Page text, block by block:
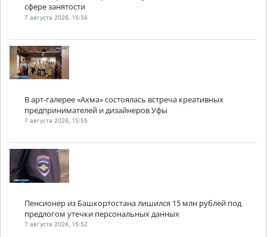
сфере занятости
7 августа 2026, 15:56
В арт-галерее «Ахма» состоялась встреча креативных
предпринимателей и дизайнеров Уфы
7 августа 2026, 15:55
Пенсионер из Башкортостана лишился 15 млн рублей под
предлогом утечки персональных данных
7 августа 2026, 15:52